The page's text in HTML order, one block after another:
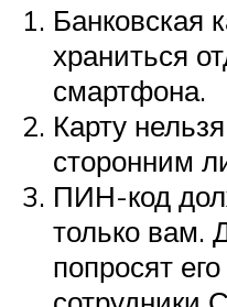
Банковская
храниться
смартфона.
Карту
сторонним
ПИН-код
только вам.
попросят